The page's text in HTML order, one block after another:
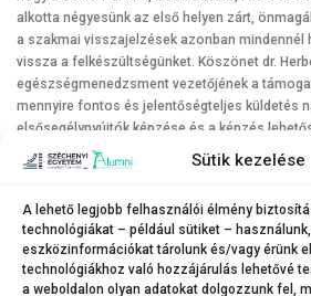
Sütik kezelése
A lehető legjobb felhasználói élmény
technológiákat – például sütiket –
eszközinformációkat tárolunk és/vagy érünk
technológiákhoz való hozzájárulás lehetővé
a weboldalon olyan adatokat dolgozzunk fel,
alkotta négyesünk az első helyen zárt,
a szakmai visszajelzések azonban mindennél
vissza a felkészültségünket. Köszönet dr.
egészségmenedzsment vezetőjének a
mennyire fontos és jelentőségteljes küldetés
elsősegélynyújtók képzése és a képzés
Persze, fontos a verseny is, de annak üzenete
magyarországnak és a világnak! A laikus
még rengeteg a potenciál. Jó lenne, ha minél
alapszintű tudást, amellyel életeket tudnának
Forrás: Széchenyi Alumni Magazin